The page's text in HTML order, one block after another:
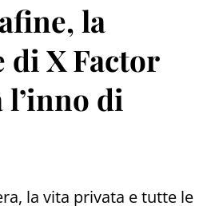
la
X Factor
l’inno di
la vita privata e tutte le